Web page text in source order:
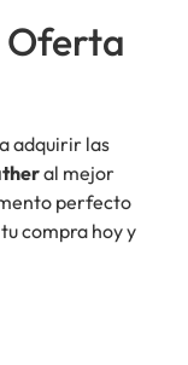
Oferta
adquirir las
al mejor
perfecto
compra hoy y